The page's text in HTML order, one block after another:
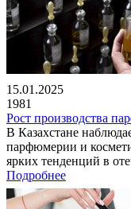
15.01.2025
1981
Рост производства
В Казахстане
парфюмерии и
ярких тенденций в
Подробнее